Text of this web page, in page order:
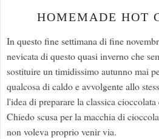
HOMEMADE HOT
In questo fine settimana di fine
nevicata di questo quasi inverno che
sostituire un timidissimo autunno mai
qualcosa di caldo e avvolgente allo
l'idea di preparare la classica cioccolata
Chiedo scusa per la macchia di
non voleva proprio venir via.